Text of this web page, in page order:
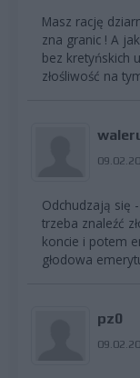
Masz rację
zna granic ! A
bez kretyńskich
złośliwość na
Odchudzają się
trzeba znaleźć
koncie i potem
głodowa
pz0